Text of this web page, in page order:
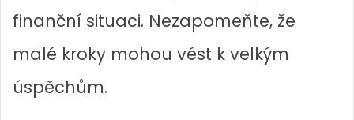
finanční situaci. Nezapomeňte, že
malé kroky mohou vést k velkým
úspěchům.